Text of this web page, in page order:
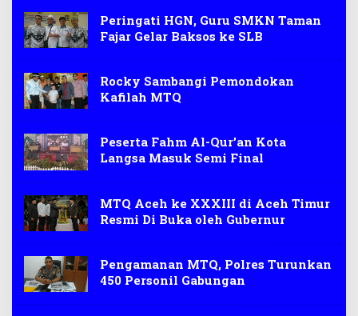
Peringati HGN, Guru SMKN Taman
Fajar Gelar Baksos ke SLB
Rocky Sambangi Pemondokan
Kafilah MTQ
Peserta Fahm Al-Qur’an Kota
Langsa Masuk Semi Final
MTQ Aceh ke XXXIII di Aceh Timur
Resmi Di Buka oleh Gubernur
Pengamanan MTQ, Polres Turunkan
450 Personil Gabungan